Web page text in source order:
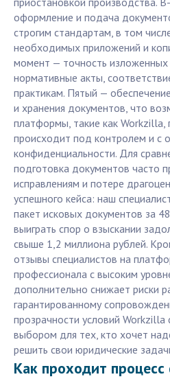
оформление и подача
строгим стандартам, в том
необходимых приложений и
момент — точность
нормативные акты,
практикам. Пятый —
и хранения документов, что
платформы, такие как Workzilla,
происходит под контролем и с
конфиденциальности. Для
подготовка документов часто
исправлениям и потере
успешного кейса: наш
пакет исковых документов за
выиграть спор о взыскании
свыше 1,2 миллиона рублей.
отзывы специалистов на
профессионала с высоким
дополнительно снижает риски
гарантированному
прозрачности условий
выбором для тех, кто хочет
решить свои юридические
Как проходит процесс